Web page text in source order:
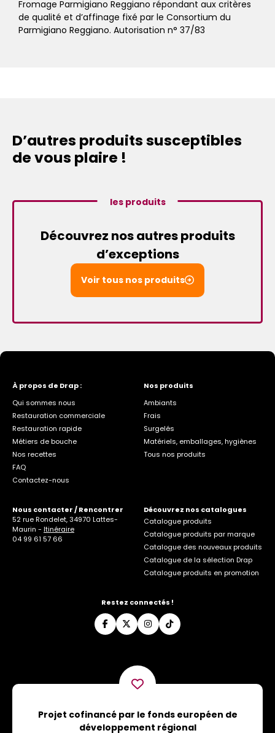
Fromage Parmigiano Reggiano répondant aux critères
de qualité et d’affinage fixé par le Consortium du
Parmigiano Reggiano. Autorisation n° 37/83
D’autres produits susceptibles
de vous plaire !
les produits
Découvrez nos autres produits
d’exceptions
Voir tous nos produits
À propos de Drap :
Qui sommes nous
Restauration commerciale
Restauration rapide
Métiers de bouche
Nos recettes
FAQ
Contactez-nous
Nos produits
Ambiants
Frais
Surgelés
Matériels, emballages, hygiènes
Tous nos produits
Nous contacter / Rencontrer
52 rue Rondelet, 34970 Lattes-
Maurin - Itinéraire
04 99 61 57 66
Découvrez nos catalogues
Catalogue produits
Catalogue produits par marque
Catalogue des nouveaux produits
Catalogue de la sélection Drap
Catalogue produits en promotion
Restez connectés !
Projet cofinancé par le fonds européen de
développement régional